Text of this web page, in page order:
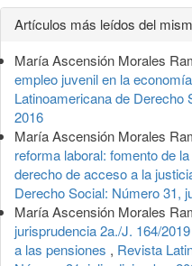
Detalles
del
artículo
Artículos más leídos del
María Ascensión Morales
empleo juvenil en la
Latinoamericana de Derecho
2016
María Ascensión Morales
reforma laboral: fomento de
derecho de acceso a la
Derecho Social: Número 31,
María Ascensión Morales
jurisprudencia 2a./J. 164/
a las pensiones , Revista